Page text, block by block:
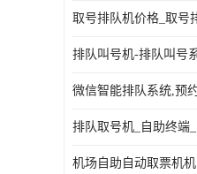
机场自助自动取票机机